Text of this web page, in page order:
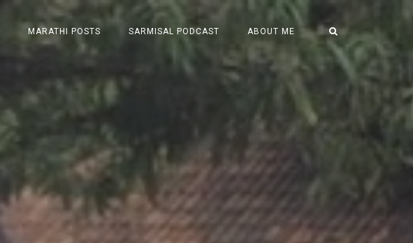
MARATHI POSTS SARMISAL PODCAST ABOUT ME